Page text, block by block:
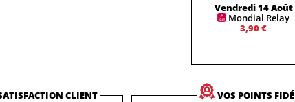
Vendredi 14 Août
Mondial Relay
3,90 €
CLIENT
VOS POINTS